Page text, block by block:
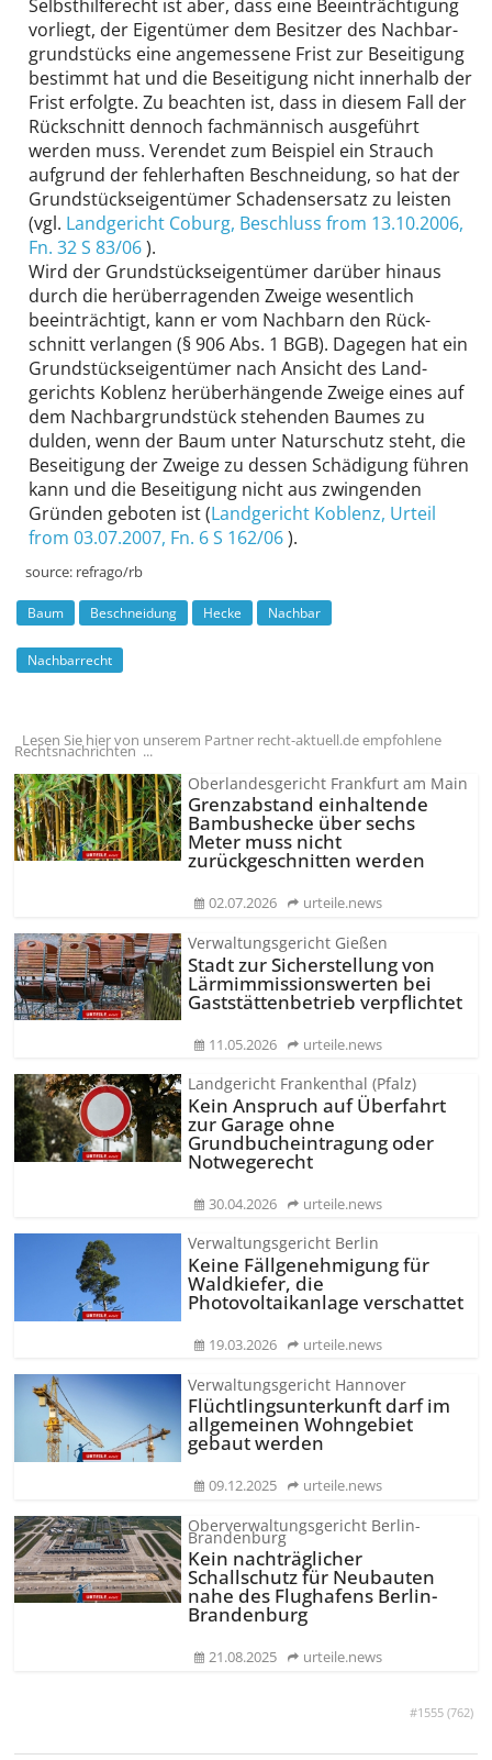
Selbsthilfe­recht ist aber, dass eine Beeinträchtigung
vorliegt, der Eigentümer dem Besitzer des Nachbar­
grundstücks eine angemessene Frist zur Beseitigung
bestimmt hat und die Beseitigung nicht innerhalb der
Frist erfolgte. Zu beachten ist, dass in diesem Fall der
Rück­schnitt dennoch fach­männisch ausgeführt
werden muss. Verendet zum Beispiel ein Strauch
aufgrund der fehler­haften Beschneidung, so hat der
Grund­stücks­eigentümer Schadens­ersatz zu leisten
(vgl. Landgericht Coburg, Beschluss from 13.10.2006,
Fn. 32 S 83/06).
Wird der Grund­stücks­eigentümer darüber hinaus
durch die herüber­ragenden Zweige wesentlich
beeinträchtigt, kann er vom Nachbarn den Rück­
schnitt verlangen (§ 906 Abs. 1 BGB). Dagegen hat ein
Grund­stücks­eigentümer nach Ansicht des Land­
gerichts Koblenz herüber­hängende Zweige eines auf
dem Nachbar­grundstück stehenden Baumes zu
dulden, wenn der Baum unter Naturschutz steht, die
Beseitigung der Zweige zu dessen Schädigung führen
kann und die Beseitigung nicht aus zwingenden
Gründen geboten ist (Landgericht Koblenz, Urteil
from 03.07.2007, Fn. 6 S 162/06).
source: refrago/rb
Baum Beschneidung Hecke Nachbar
Nachbarrecht
#1555 (762)
Lesen Sie hier von unserem Partner recht-aktuell.de empfohlene
Rechtsnachrichten ...
Oberlandesgericht Frankfurt am Main
Grenzabstand einhaltende
Bambushecke über sechs
Meter muss nicht
zurückgeschnitten werden
02.07.2026 urteile.news
Verwaltungsgericht Gießen
Stadt zur Sicherstellung von
Lärmimmis­sionswerten bei
Gaststättenbetrieb verpflichtet
11.05.2026 urteile.news
Landgericht Frankenthal (Pfalz)
Kein Anspruch auf Überfahrt
zur Garage ohne
Grundbucheintragung oder
Notwegerecht
30.04.2026 urteile.news
Verwaltungsgericht Berlin
Keine Fällgenehmigung für
Waldkiefer, die
Photovoltaikanlage verschattet
19.03.2026 urteile.news
Verwaltungsgericht Hannover
Flüchtlings­unterkunft darf im
allgemeinen Wohngebiet
gebaut werden
09.12.2025 urteile.news
Oberverwaltungsgericht Berlin-
Brandenburg
Kein nachträglicher
Schallschutz für Neubauten
nahe des Flughafens Berlin-
Brandenburg
21.08.2025 urteile.news